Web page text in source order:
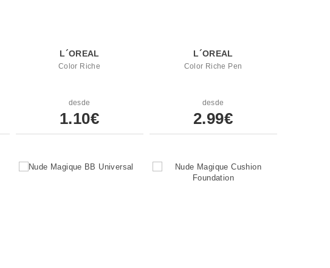
L´OREAL
Color Riche
desde
1.10€
L´OREAL
Color Riche Pen
desde
2.99€